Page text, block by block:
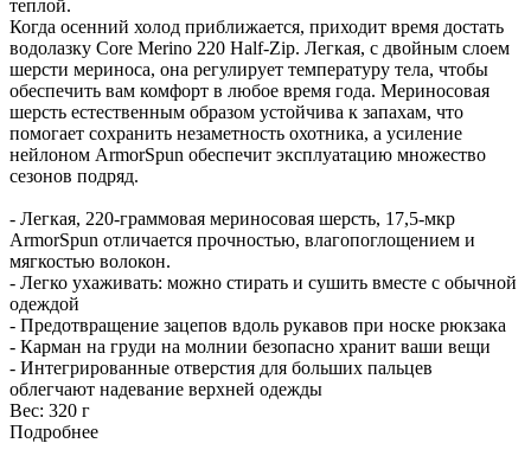
Когда осенний холод приближается, приходит время достать
водолазку Core Merino 220 Half-Zip. Легкая, с двойным слоем
шерсти мериноса, она регулирует температуру тела, чтобы
обеспечить вам комфорт в любое время года. Мериносовая
шерсть естественным образом устойчива к запахам, что
помогает сохранить незаметность охотника, а усиление
нейлоном ArmorSpun обеспечит эксплуатацию множество
сезонов подряд.
- Легкая, 220-граммовая мериносовая шерсть, 17,5-мкр
ArmorSpun отличается прочностью, влагопоглощением и
мягкостью волокон.
- Легко ухаживать: можно стирать и сушить вместе с обычной
одеждой
- Предотвращение зацепов вдоль рукавов при носке рюкзака
- Карман на груди на молнии безопасно хранит ваши вещи
- Интегрированные отверстия для больших пальцев
облегчают надевание верхней одежды
Вес: 320 г
Подробнее